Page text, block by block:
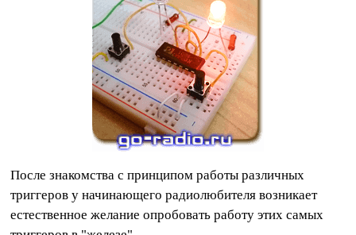
После знакомства с принципом работы различных
триггеров у начинающего радиолюбителя возникает
естественное желание опробовать работу этих самых